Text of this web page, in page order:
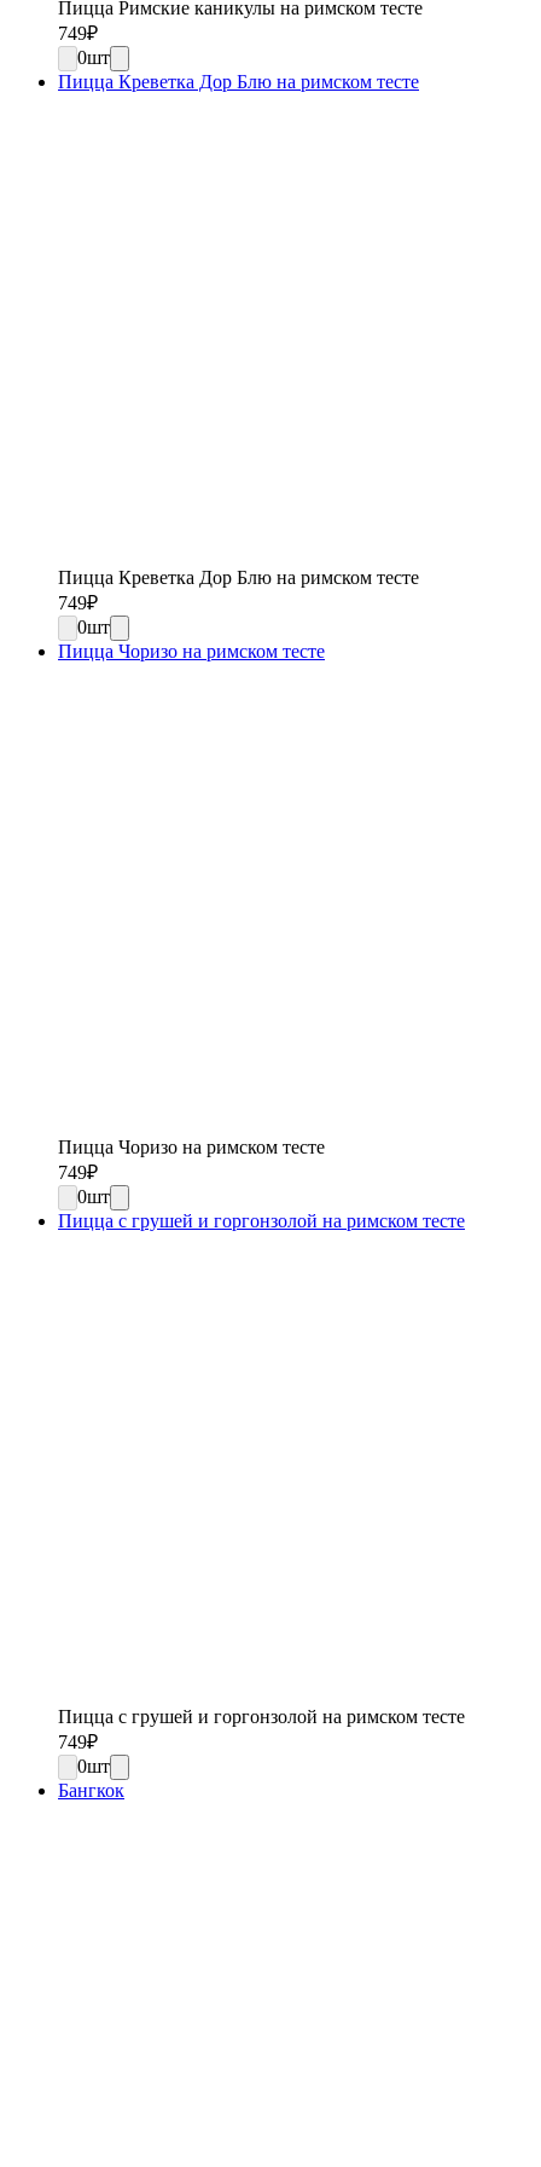
Пицца Римские каникулы на римском тесте
749₽
0шт
Пицца Креветка Дор Блю на римском тесте
Пицца Креветка Дор Блю на римском тесте
749₽
0шт
Пицца Чоризо на римском тесте
Пицца Чоризо на римском тесте
749₽
0шт
Пицца с грушей и горгонзолой на римском тесте
Пицца с грушей и горгонзолой на римском тесте
749₽
0шт
Бангкок